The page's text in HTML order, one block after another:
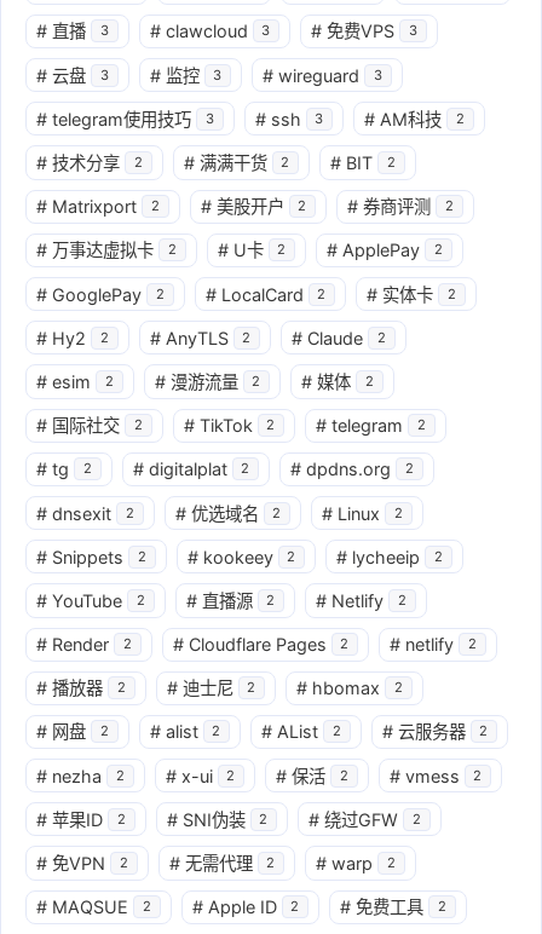
# 直播 3 # clawcloud 3 # 免费VPS 3
# 云盘 3 # 监控 3 # wireguard 3
# telegram使用技巧 3 # ssh 3 # AM科技 2
# 技术分享 2 # 满满干货 2 # BIT 2
# Matrixport 2 # 美股开户 2 # 券商评测 2
# 万事达虚拟卡 2 # U卡 2 # ApplePay 2
# GooglePay 2 # LocalCard 2 # 实体卡 2
# Hy2 2 # AnyTLS 2 # Claude 2
# esim 2 # 漫游流量 2 # 媒体 2
# 国际社交 2 # TikTok 2 # telegram 2
# tg 2 # digitalplat 2 # dpdns.org 2
# dnsexit 2 # 优选域名 2 # Linux 2
# Snippets 2 # kookeey 2 # lycheeip 2
# YouTube 2 # 直播源 2 # Netlify 2
# Render 2 # Cloudflare Pages 2 # netlify 2
# 播放器 2 # 迪士尼 2 # hbomax 2
# 网盘 2 # alist 2 # AList 2 # 云服务器 2
# nezha 2 # x-ui 2 # 保活 2 # vmess 2
# 苹果ID 2 # SNI伪装 2 # 绕过GFW 2
# 免VPN 2 # 无需代理 2 # warp 2
# MAQSUE 2 # Apple ID 2 # 免费工具 2